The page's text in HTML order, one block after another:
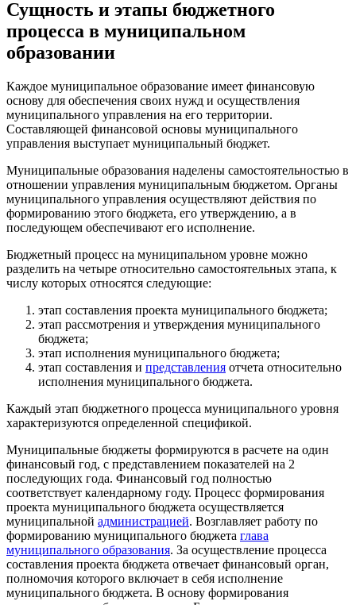
Сущность и этапы бюджетного
процесса в муниципальном
образовании
Каждое муниципальное образование имеет финансовую
основу для обеспечения своих нужд и осуществления
муниципального управления на его территории.
Составляющей финансовой основы муниципального
управления выступает муниципальный бюджет.
Муниципальные образования наделены самостоятельностью в
отношении управления муниципальным бюджетом. Органы
муниципального управления осуществляют действия по
формированию этого бюджета, его утверждению, а в
последующем обеспечивают его исполнение.
Бюджетный процесс на муниципальном уровне можно
разделить на четыре относительно самостоятельных этапа, к
числу которых относятся следующие:
этап составления проекта муниципального бюджета;
этап рассмотрения и утверждения муниципального
бюджета;
этап исполнения муниципального бюджета;
этап составления и представления отчета относительно
исполнения муниципального бюджета.
Каждый этап бюджетного процесса муниципального уровня
характеризуются определенной спецификой.
Муниципальные бюджеты формируются в расчете на один
финансовый год, с представлением показателей на 2
последующих года. Финансовый год полностью
соответствует календарному году. Процесс формирования
проекта муниципального бюджета осуществляется
муниципальной администрацией. Возглавляет работу по
формированию муниципального бюджета глава
муниципального образования. За осуществление процесса
составления проекта бюджета отвечает финансовый орган,
полномочия которого включает в себя исполнение
муниципального бюджета. В основу формирования